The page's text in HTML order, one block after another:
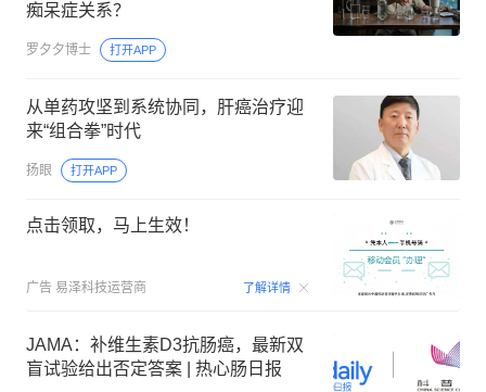
痴呆症关系？
罗夕夕博士 打开APP
从单药攻坚到系统协同，肝癌治疗迎
来“组合拳”时代
扬眼 打开APP
点击领取，马上生效！
广告 易泽科技运营商 了解详情 00:09
JAMA：补维生素D3抗肠癌，最新双
盲试验给出否定答案 | 热心肠日报